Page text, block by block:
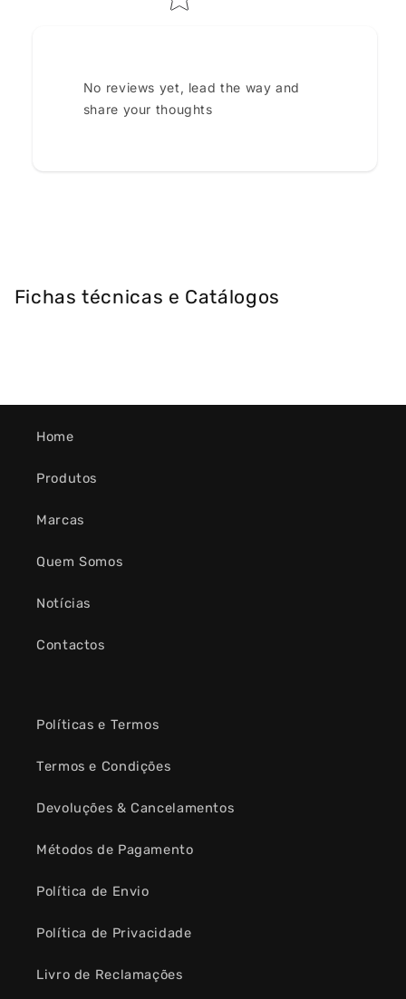
No reviews yet, lead the way and
share your thoughts
Fichas técnicas e Catálogos
Home
Produtos
Marcas
Quem Somos
Notícias
Contactos
Políticas e Termos
Termos e Condições
Devoluções & Cancelamentos
Métodos de Pagamento
Política de Envio
Política de Privacidade
Livro de Reclamações